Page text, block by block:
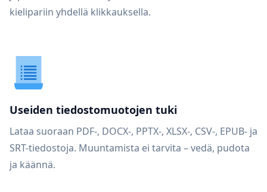
kielipariin yhdellä klikkauksella.
Useiden tiedostomuotojen tuki
Lataa suoraan PDF-, DOCX-, PPTX-, XLSX-, CSV-, EPUB- ja
SRT-tiedostoja. Muuntamista ei tarvita – vedä, pudota
ja käännä.